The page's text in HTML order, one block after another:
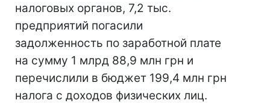
налоговых органов, 7,2 тыс.
предприятий погасили
задолженность по заработной плате
на сумму 1 млрд 88,9 млн грн и
перечислили в бюджет 199,4 млн грн
налога с доходов физических лиц.